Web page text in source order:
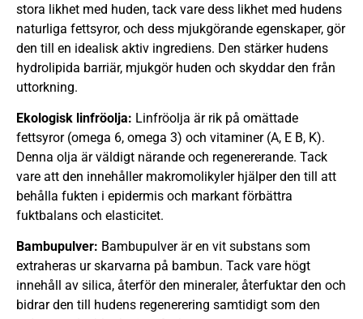
stora likhet med huden, tack vare dess likhet med hudens
naturliga fettsyror, och dess mjukgörande egenskaper, gör
den till en idealisk aktiv ingrediens. Den stärker hudens
hydrolipida barriär, mjukgör huden och skyddar den från
uttorkning.
Ekologisk linfröolja: Linfröolja är rik på omättade
fettsyror (omega 6, omega 3) och vitaminer (A, E B, K).
Denna olja är väldigt närande och regenererande. Tack
vare att den innehåller makromolikyler hjälper den till att
behålla fukten i epidermis och markant förbättra
fuktbalans och elasticitet.
Bambupulver: Bambupulver är en vit substans som
extraheras ur skarvarna på bambun. Tack vare högt
innehåll av silica, återför den mineraler, återfuktar den och
bidrar den till hudens regenerering samtidigt som den